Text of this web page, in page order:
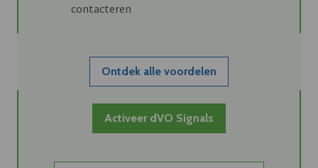
contacteren
Ontdek alle voordelen
Activeer dVO Signals